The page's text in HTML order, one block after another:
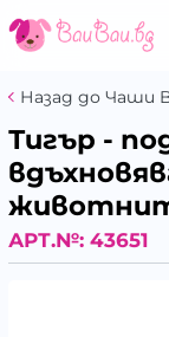
Назад до Чаши
Тигър -
АРТ.№: 43651